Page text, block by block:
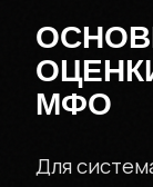
МФО
Для